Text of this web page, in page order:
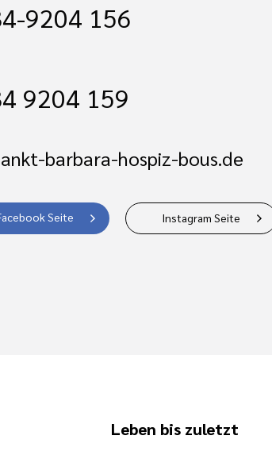
9204 156
9204 159
barbara-hospiz-bous.de
Seite Instagram Seite
Leben bis zuletzt